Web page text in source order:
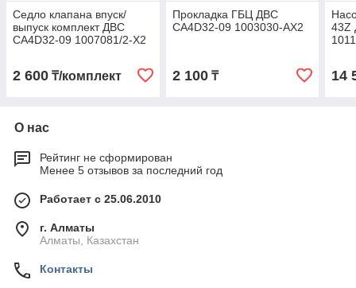
Седло клапана впуск/
выпуск комплект ДВС
CA4D32-09 1007081/2-X2
2 600 ₸/комплект
Прокладка ГБЦ ДВС
CA4D32-09 1003030-AX2
2 100₸
43Z
14
О нас
Рейтинг не сформирован
Менее 5 отзывов за последний год
Работает с 25.06.2010
г. Алматы
Алматы, Казахстан
Контакты